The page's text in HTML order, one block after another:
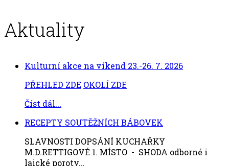
Aktuality
Kulturní akce na víkend 23.-26. 7. 2026
PŘEHLED ZDE OKOLÍ ZDE
Číst dál...
RECEPTY SOUTĚŽNÍCH BÁBOVEK
SLAVNOSTI DOPSÁNÍ KUCHAŘKY
M.D.RETTIGOVÉ 1. MÍSTO - SHODA odborné i
laické poroty...